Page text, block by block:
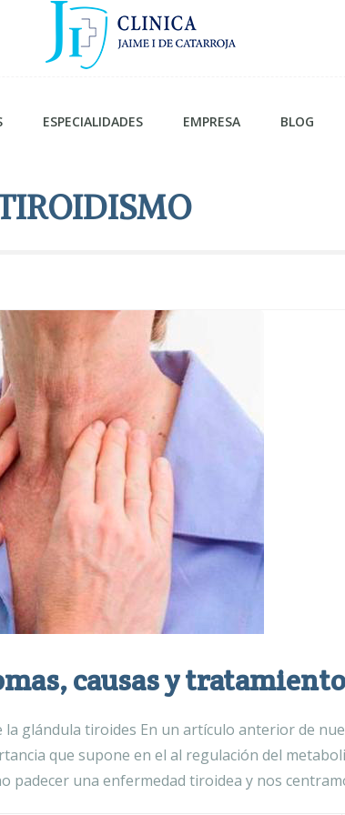
ESPECIALIDADES EMPRESA BLOG
causas y tratamiento
glándula tiroides En un artículo anterior de
que supone en el al regulación del
padecer una enfermedad tiroidea y nos